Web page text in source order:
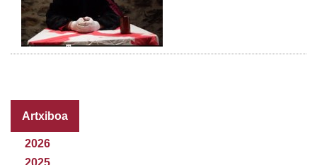
Artxiboa
2026
2025